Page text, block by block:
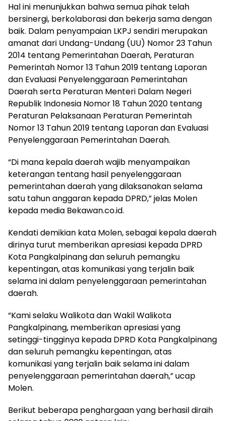
Hal ini menunjukkan bahwa semua pihak telah
bersinergi, berkolaborasi dan bekerja sama dengan
baik. Dalam penyampaian LKPJ sendiri merupakan
amanat dari Undang-Undang (UU) Nomor 23 Tahun
2014 tentang Pemerintahan Daerah, Peraturan
Pemerintah Nomor 13 Tahun 2019 tentang Laporan
dan Evaluasi Penyelenggaraan Pemerintahan
Daerah serta Peraturan Menteri Dalam Negeri
Republik Indonesia Nomor 18 Tahun 2020 tentang
Peraturan Pelaksanaan Peraturan Pemerintah
Nomor 13 Tahun 2019 tentang Laporan dan Evaluasi
Penyelenggaraan Pemerintahan Daerah.
“Di mana kepala daerah wajib menyampaikan
keterangan tentang hasil penyelenggaraan
pemerintahan daerah yang dilaksanakan selama
satu tahun anggaran kepada DPRD,” jelas Molen
kepada media Bekawan.co.id.
Kendati demikian kata Molen, sebagai kepala daerah
dirinya turut memberikan apresiasi kepada DPRD
Kota Pangkalpinang dan seluruh pemangku
kepentingan, atas komunikasi yang terjalin baik
selama ini dalam penyelenggaraan pemerintahan
daerah.
“Kami selaku Walikota dan Wakil Walikota
Pangkalpinang, memberikan apresiasi yang
setinggi-tingginya kepada DPRD Kota Pangkalpinang
dan seluruh pemangku kepentingan, atas
komunikasi yang terjalin baik selama ini dalam
penyelenggaraan pemerintahan daerah,” ucap
Molen.
Berikut beberapa penghargaan yang berhasil diraih